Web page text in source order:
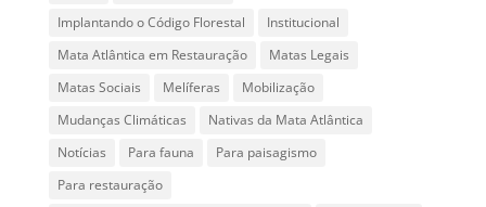
Implantando o Código Florestal
Institucional
Mata Atlântica em Restauração
Matas Legais
Matas Sociais
Melíferas
Mobilização
Mudanças Climáticas
Nativas da Mata Atlântica
Notícias
Para fauna
Para paisagismo
Para restauração